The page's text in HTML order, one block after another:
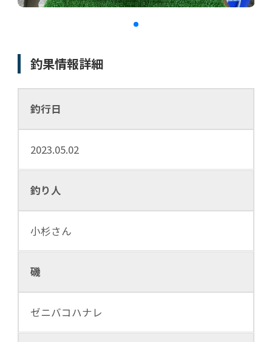
釣果情報詳細
釣行日
2023.05.02
釣り人
小杉さん
磯
ゼニバコハナレ